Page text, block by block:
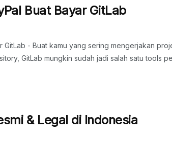
Buat Bayar GitLab
GitLab - Buat kamu yang sering mengerjakan
GitLab mungkin sudah jadi salah satu tools
& Legal di Indonesia